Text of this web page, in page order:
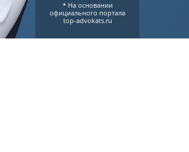
* На основании
официального портала
top-advokats.ru